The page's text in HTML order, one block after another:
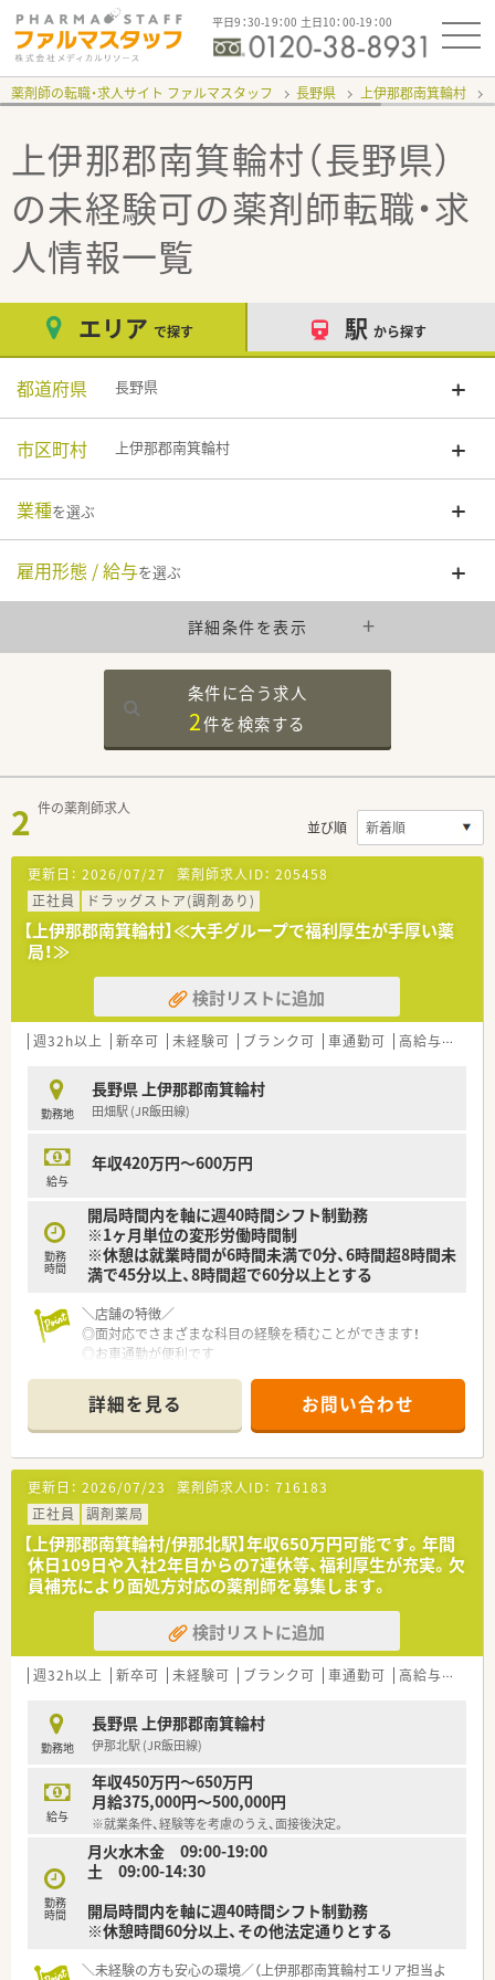
平日9：30-19：00 土日10：00-19：00
薬剤師の転職・求人サイト ファルマスタッフ 長野県 上伊那郡南箕輪村
上伊那郡南箕輪村（長野県）
の未経験可の薬剤師転職・求
人情報一覧
エリア で探す 駅 から探す
都道府県 長野県
市区町村 上伊那郡南箕輪村
業種を選ぶ
雇用形態 / 給与を選ぶ
詳細条件を表示
条件に合う求人
2件を検索する
2 件の薬剤師求人
並び順
更新日： 2026/07/27 薬剤師求人ID： 205458
正社員
ドラッグストア(調剤あり)
【上伊那郡南箕輪村】≪大手グループで福利厚生が手厚い薬
局！≫
検討リストに追加
週32h以上 新卒可 未経験可 ブランク可 車通勤可 高給与(600万円以上)
勤務地
長野県 上伊那郡南箕輪村
田畑駅 (JR飯田線)
給与
年収420万円～600万円
勤務
時間
開局時間内を軸に週40時間シフト制勤務
※1ヶ月単位の変形労働時間制
※休憩は就業時間が6時間未満で0分、6時間超8時間未
満で45分以上、8時間超で60分以上とする
＼店舗の特徴／
◎面対応でさまざまな科目の経験を積むことができます！
◎お車通勤が便利です
＼会社の特徴／
◎大手ドラッグチェーンのグループ会社
◎甲信越エリアにドミナント展開。
◎甲信越エリアのシェアNO.1を目指しています！
＼働く環境／
◎高齢化への対応や調剤の併設等、地域に密着したサポートが強
みです！
「楽しんで頂ける売場」・「気配りの利いた商品構成・接客」を目指
し、
攻めの販売活動を展開しております。
◎お客様の生活全般をカバーできる食品・日用品などを充実させ
地域に合わせた事業展開に強みを有しています。
◎若い人がやる気を持って挑戦できる環境があります。
のお手伝いが出来ます。
人との繋がりを作っていけることで、働くモチベーションの高さ
にも繋がっています。
調剤だけにこだわらず、明るく人と話すのが好きだという方に楽
しめる職場です。
＼教育・研修制度／
◎充実した研修制度と福利厚生が整っています！
⇒新人研修、登録販売者取得研修、営業研修（医薬品・化粧品な
⇒e-ラーニングシステム、通信教育資格取得援助制度、研修認定
薬剤師取得支援、等
＼福利厚生・手当／
詳細を見る お問い合わせ
更新日： 2026/07/23 薬剤師求人ID： 716183
正社員
調剤薬局
【上伊那郡南箕輪村/伊那北駅】年収650万円可能です。年間
休日109日や入社2年目からの7連休等、福利厚生が充実。欠
員補充により面処方対応の薬剤師を募集します。
検討リストに追加
週32h以上 新卒可 未経験可 ブランク可 車通勤可 高給与(600万円以上)
勤務地
長野県 上伊那郡南箕輪村
伊那北駅 (JR飯田線)
給与
年収450万円～650万円
月給375,000円～500,000円
※就業条件、経験等を考慮のうえ、面接後決定。
勤務
時間
月火水木金 09:00-19:00
土 09:00-14:30
開局時間内を軸に週40時間シフト制勤務
※休憩時間60分以上、その他法定通りとする
＼未経験の方も安心の環境／（上伊那郡南箕輪村エリア担当よ